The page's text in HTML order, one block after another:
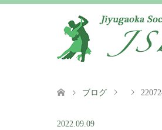
ブログ
2022.09.09